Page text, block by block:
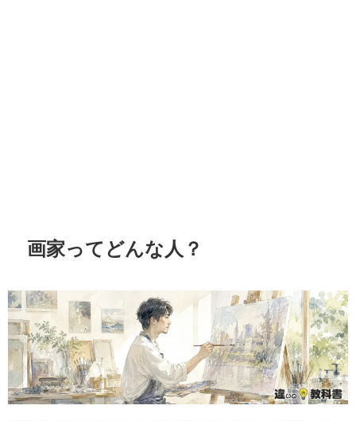
画家ってどんな人？